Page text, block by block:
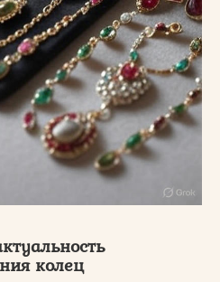
колец